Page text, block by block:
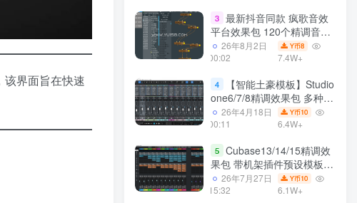
界面旨在快速
3 最新抖音同款 疯歌音效
平台效果包 120个精调音效
包+软件自带170个音效
+600个插件 带安装教程全
26年8月2日
00:02
Y币8
7.4W+
4
【智能土豪模板】Studio
one6/7/8精调效果包 多种效
果模式可选 声卡调试好预设
带插件全套文件
26年4月18日
00:11
Y币10
6.4W+
5 Cubase13/14/15精调效
果包 带机架插件预设模板
声卡调试好效果工程文件
26年7月27日
15:32
Y币10
6.1W+